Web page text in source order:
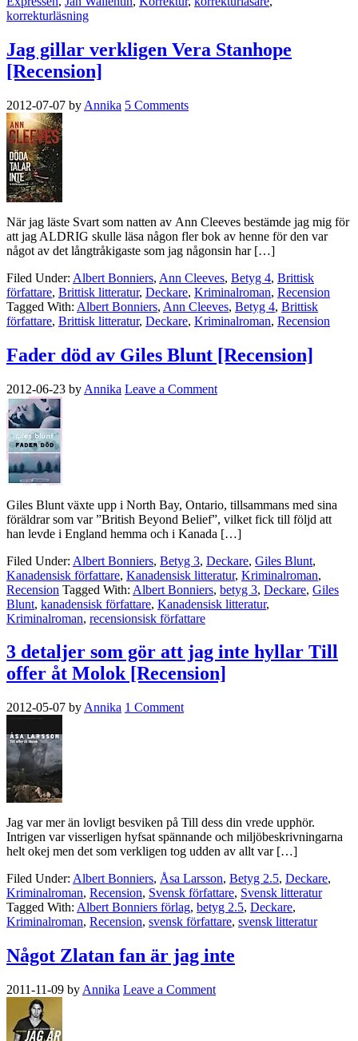
korrekturläsning
Jag gillar verkligen Vera Stanhope
[Recension]
2012-07-07 by Annika 5 Comments
När jag läste Svart som natten av Ann Cleeves bestämde jag mig för
att jag ALDRIG skulle läsa någon fler bok av henne för den var
något av det långtråkigaste som jag någonsin har […]
Filed Under: Albert Bonniers, Ann Cleeves, Betyg 4, Brittisk
författare, Brittisk litteratur, Deckare, Kriminalroman, Recension
Tagged With: Albert Bonniers, Ann Cleeves, Betyg 4, Brittisk
författare, Brittisk litteratur, Deckare, Kriminalroman, Recension
Fader död av Giles Blunt [Recension]
2012-06-23 by Annika Leave a Comment
Giles Blunt växte upp i North Bay, Ontario, tillsammans med sina
föräldrar som var ”British Beyond Belief”, vilket fick till följd att
han levde i England hemma och i Kanada […]
Filed Under: Albert Bonniers, Betyg 3, Deckare, Giles Blunt,
Kanadensisk författare, Kanadensisk litteratur, Kriminalroman,
Recension Tagged With: Albert Bonniers, betyg 3, Deckare, Giles
Blunt, kanadensisk författare, Kanadensisk litteratur,
Kriminalroman, recensionsisk författare
3 detaljer som gör att jag inte hyllar Till
offer åt Molok [Recension]
2012-05-07 by Annika 1 Comment
Jag var mer än lovligt besviken på Till dess din vrede upphör.
Intrigen var visserligen hyfsat spännande och miljöbeskrivningarna
helt okej men det som verkligen tog udden av allt var […]
Filed Under: Albert Bonniers, Åsa Larsson, Betyg 2.5, Deckare,
Kriminalroman, Recension, Svensk författare, Svensk litteratur
Tagged With: Albert Bonniers förlag, betyg 2.5, Deckare,
Kriminalroman, Recension, svensk författare, svensk litteratur
Något Zlatan fan är jag inte
2011-11-09 by Annika Leave a Comment